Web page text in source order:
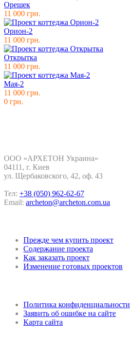
Орешек
11 000 грн.
Орион-2
11 000 грн.
Открытка
11 000 грн.
Мая-2
11 000 грн.
0 грн.
ООО «АРХЕТОН Украина»
04111, г. Киев
ул. Щербаковского, 42, oф. 43
Тел: +38 (050) 962-62-67
Email: archeton@archeton.com.ua
Прежде чем купить проект
Содержание проекта
Как заказать проект
Изменение готовых проектов
Политика конфиденциальности
Заявить об ошибке на сайте
Карта сайта